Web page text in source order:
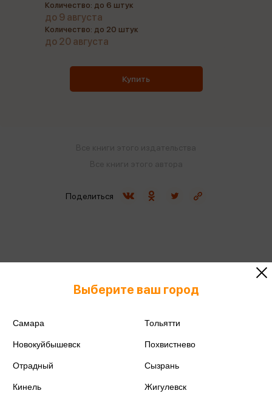
Количество: до 6 штук
до 9 августа
Количество: до 20 штук
до 20 августа
Купить
Поделиться
Выберите ваш город
Самара Тольятти
Новокуйбышевск Похвистнево
Отрадный Сызрань
Кинель Жигулевск